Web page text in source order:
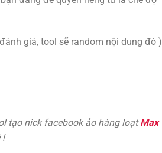
giá, tool sẽ random nội dung đó )
tạo nick facebook ảo hàng loạtMax
!